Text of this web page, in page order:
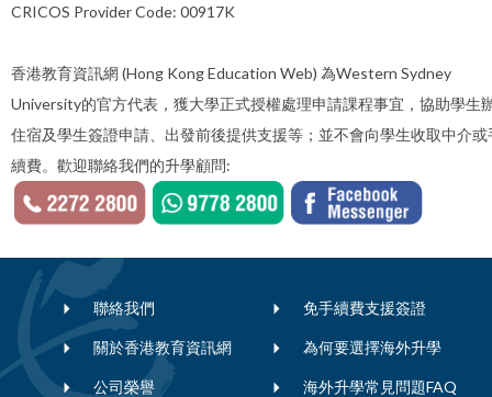
CRICOS Provider Code: 00917K
香港教育資訊網 (Hong Kong Education Web) 為Western Sydney
University的官方代表，獲大學正式授權處理申請課程事宜，協助學生
住宿及學生簽證申請、出發前後提供支援等；並不會向學生收取中介或
續費。歡迎聯絡我們的升學顧問:
聯絡我們
關於香港教育資訊網
公司榮譽
免手續費支援簽證
為何要選擇海外升學
海外升學常見問題FAQ